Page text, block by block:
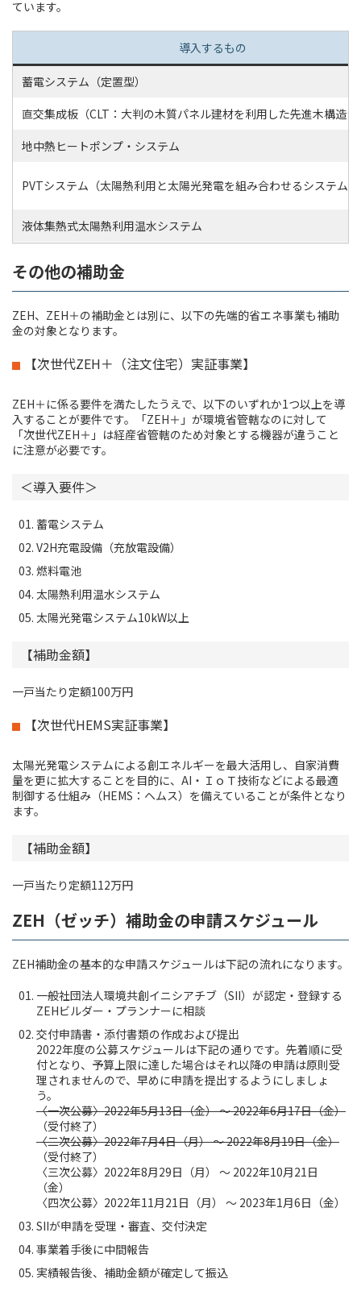
ています。
導入するもの
蓄電システム（定置型）
直交集成板（CLT：大判の木質パネル建材を利用した先進木構造
地中熱ヒートポンプ・システム
PVTシステム（太陽熱利用と太陽光発電を組み合わせるシステム）
液体集熱式太陽熱利用温水システム
その他の補助金
ZEH、ZEH＋の補助金とは別に、以下の先端的省エネ事業も補助
金の対象となります。
【次世代ZEH＋（注文住宅）実証事業】
ZEH＋に係る要件を満たしたうえで、以下のいずれか1つ以上を導
入することが要件です。「ZEH＋」が環境省管轄なのに対して
「次世代ZEH＋」は経産省管轄のため対象とする機器が違うこと
に注意が必要です。
＜導入要件＞
蓄電システム
V2H充電設備（充放電設備）
燃料電池
太陽熱利用温水システム
太陽光発電システム10kW以上
【補助金額】
一戸当たり定額100万円
【次世代HEMS実証事業】
太陽光発電システムによる創エネルギーを最大活用し、自家消費
量を更に拡大することを目的に、AI・ＩｏＴ技術などによる最適
制御する仕組み（HEMS：ヘムス）を備えていることが条件となり
ます。
【補助金額】
一戸当たり定額112万円
ZEH（ゼッチ）補助金の申請スケジュール
ZEH補助金の基本的な申請スケジュールは下記の流れになります。
一般社団法人環境共創イニシアチブ（SII）が認定・登録する
ZEHビルダー・プランナーに相談
交付申請書・添付書類の作成および提出
2022年度の公募スケジュールは下記の通りです。先着順に受
付となり、予算上限に達した場合はそれ以降の申請は原則受
理されませんので、早めに申請を提出するようにしましょ
う。
〈一次公募〉2022年5月13日（金） ～ 2022年6月17日（金）
（受付終了）
〈二次公募〉2022年7月4日（月） ～ 2022年8月19日（金）
（受付終了）
〈三次公募〉2022年8月29日（月） ～ 2022年10月21日
（金）
〈四次公募〉2022年11月21日（月） ～ 2023年1月6日（金）
SIIが申請を受理・審査、交付決定
事業着手後に中間報告
実績報告後、補助金額が確定して振込